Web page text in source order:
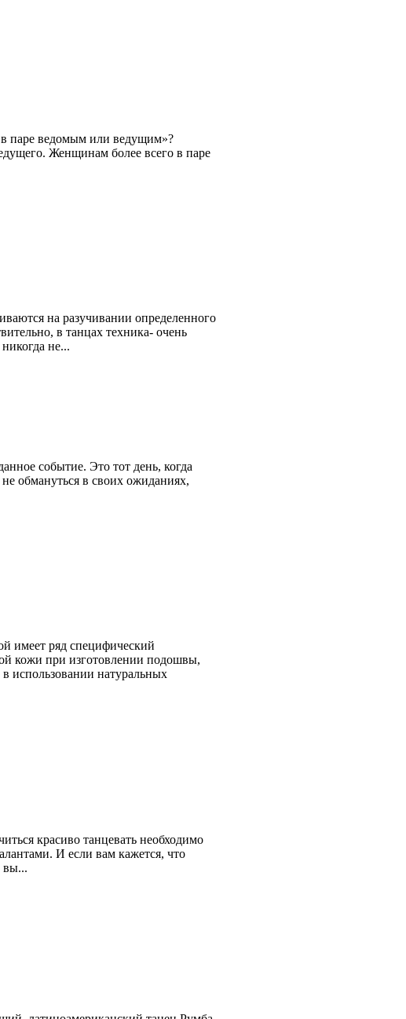
паре ведомым или ведущим»?
Женщинам более всего в паре
на разучивании определенного
в танцах техника- очень
не...
событие. Это тот день, когда
обмануться в своих ожиданиях,
имеет ряд специфический
кожи при изготовлении подошвы,
использовании натуральных
красиво танцевать необходимо
И если вам кажется, что
вы...